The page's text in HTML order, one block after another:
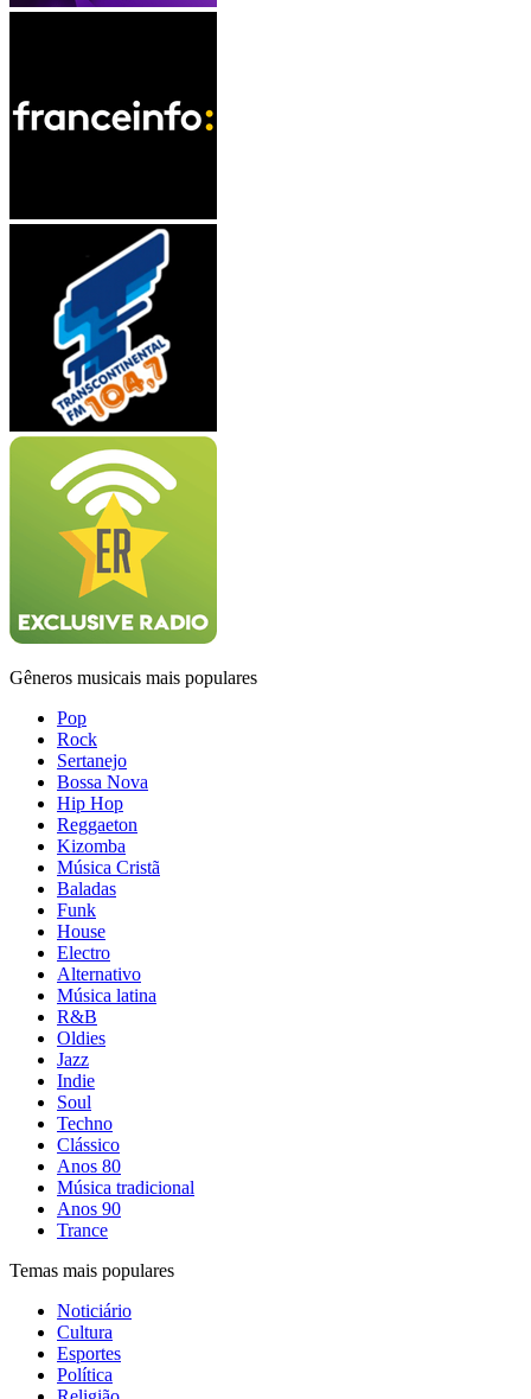
Gêneros musicais mais populares
Pop
Rock
Sertanejo
Bossa Nova
Hip Hop
Reggaeton
Kizomba
Música Cristã
Baladas
Funk
House
Electro
Alternativo
Música latina
R&B
Oldies
Jazz
Indie
Soul
Techno
Clássico
Anos 80
Música tradicional
Anos 90
Trance
Temas mais populares
Noticiário
Cultura
Esportes
Política